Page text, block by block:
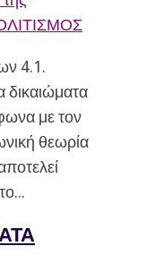
4.1.
δικαιώματα
με τον
θεωρία